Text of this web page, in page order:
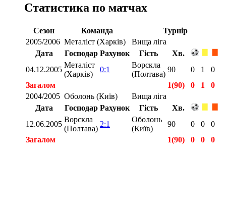
Статистика по матчах
Сезон Команда
Турнір
2005/2006 Металіст (Харків)
Вища ліга
Дата
Господар Рахунок Гість
Хв.
04.12.2005
Металіст
(Харків)
0:1
Ворскла
(Полтава)
90 0 1
0
Загалом
1(90) 0 1
0
2004/2005 Оболонь (Київ)
Вища ліга
Дата
Господар Рахунок Гість
Хв.
12.06.2005
Ворскла
(Полтава)
2:1
Оболонь
(Київ)
90 0 0
0
Загалом
1(90) 0 0
0